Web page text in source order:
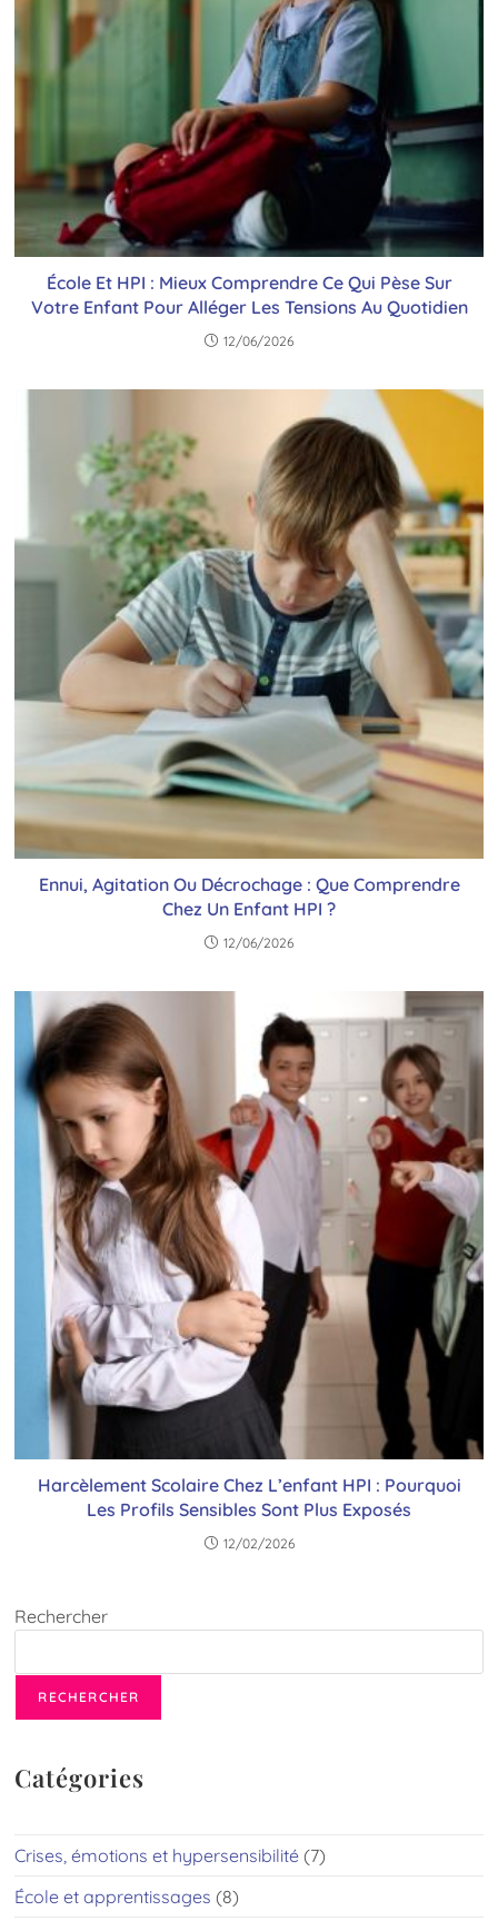
École Et HPI : Mieux Comprendre Ce Qui Pèse Sur
Votre Enfant Pour Alléger Les Tensions Au Quotidien
12/06/2026
Ennui, Agitation Ou Décrochage : Que Comprendre
Chez Un Enfant HPI ?
12/06/2026
Harcèlement Scolaire Chez L’enfant HPI : Pourquoi
Les Profils Sensibles Sont Plus Exposés
12/02/2026
Rechercher
RECHERCHER
Catégories
Crises, émotions et hypersensibilité (7)
École et apprentissages (8)